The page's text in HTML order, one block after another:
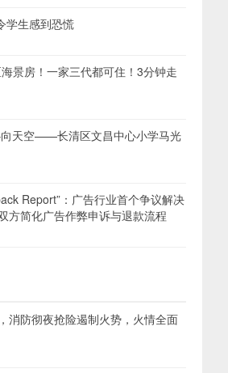
学生感到恐慌
景房！一家三代都可住！3分钟走
天空——长清区文昌中心小学马光
Report”：广告行业首个争议解决
方简化广告作弊申诉与退款流程
消防彻夜抢险遏制火势，火情全面